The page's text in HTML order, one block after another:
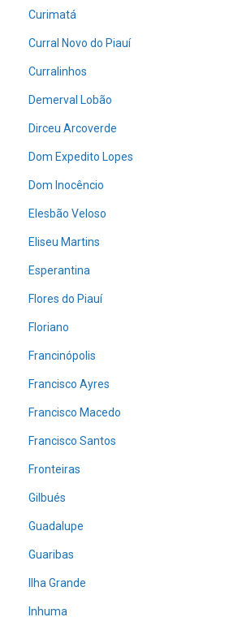
Curimatá
Curral Novo do Piauí
Curralinhos
Demerval Lobão
Dirceu Arcoverde
Dom Expedito Lopes
Dom Inocêncio
Elesbão Veloso
Eliseu Martins
Esperantina
Flores do Piauí
Floriano
Francinópolis
Francisco Ayres
Francisco Macedo
Francisco Santos
Fronteiras
Gilbués
Guadalupe
Guaribas
Ilha Grande
Inhuma